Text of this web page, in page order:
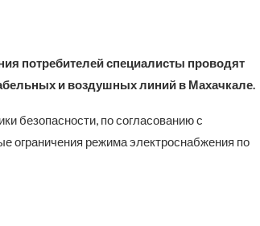
потребителей специалисты проводят
и воздушных линий в Махачкале.
безопасности, по согласованию с
ограничения режима электроснабжения по